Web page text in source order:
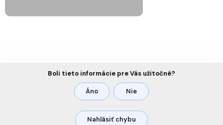
Boli tieto informácie pre Vás užitočné?
Áno Nie
Nahlásiť chybu